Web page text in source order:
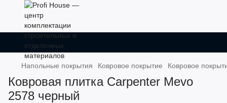
Напольные покрытия Ковровое покрытие Ковровое
Ковровая плитка Carpenter Mevo
2578 черный